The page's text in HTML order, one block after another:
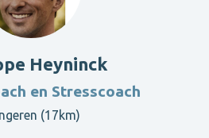
Heyninck
en Stresscoach
(17km)